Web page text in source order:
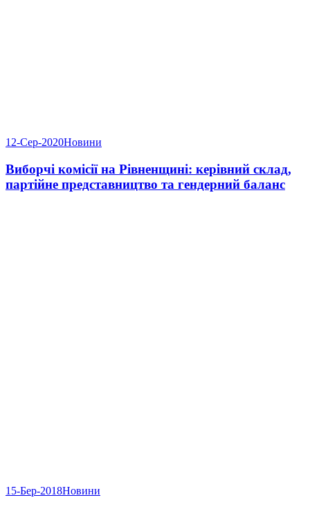
12-Сер-2020Новини
Виборчі комісії на Рівненщині: керівний склад,
партійне представництво та гендерний баланс
15-Бер-2018Новини